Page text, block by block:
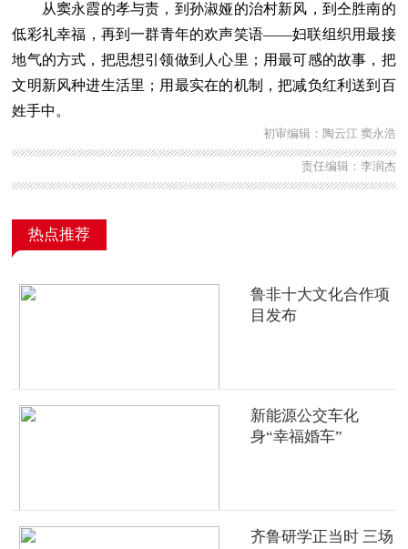
从窦永霞的孝与责，到孙淑娅的治村新风，到仝胜南的
低彩礼幸福，再到一群青年的欢声笑语——妇联组织用最接
地气的方式，把思想引领做到人心里；用最可感的故事，把
文明新风种进生活里；用最实在的机制，把减负红利送到百
姓手中。
初审编辑：陶云江 窦永浩
责任编辑：李润杰
热点推荐
鲁非十大文化合作项
目发布
新能源公交车化
身“幸福婚车”
齐鲁研学正当时 三场